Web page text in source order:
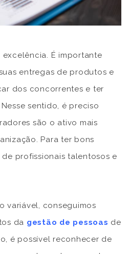
excelência. É importante
entregas de produtos e
dos concorrentes e ter
sentido, é preciso
são o ativo mais
Para ter bons
profissionais talentosos e
variável, conseguimos
da gestão de pessoas de
é possível reconhecer de